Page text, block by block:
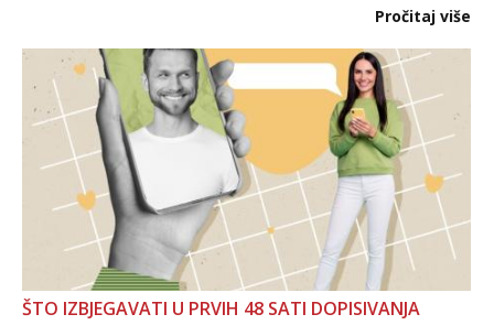
i brojni krivotvoreni proizvodi, nepouzdane internetske
Pročitaj više
ŠTO IZBJEGAVATI U PRVIH 48 SATI DOPISIVANJA